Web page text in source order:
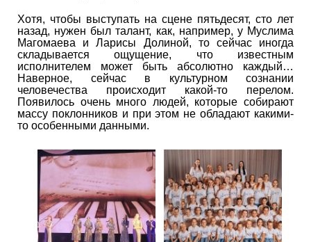
Хотя, чтобы выступать на сцене пятьдесят, сто лет
назад, нужен был талант, как, например, у Муслима
Магомаева и Ларисы Долиной, то сейчас иногда
складывается ощущение, что известным
исполнителем может быть абсолютно каждый…
Наверное, сейчас в культурном сознании
человечества происходит какой-то перелом.
Появилось очень много людей, которые собирают
массу поклонников и при этом не обладают какими-
то особенными данными.